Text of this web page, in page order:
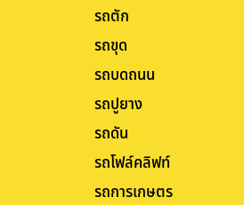
รถตัก
รถขุด
รถบดถนน
รถปูยาง
รถดัน
รถโฟล์คลิฟท์
รถการเกษตร